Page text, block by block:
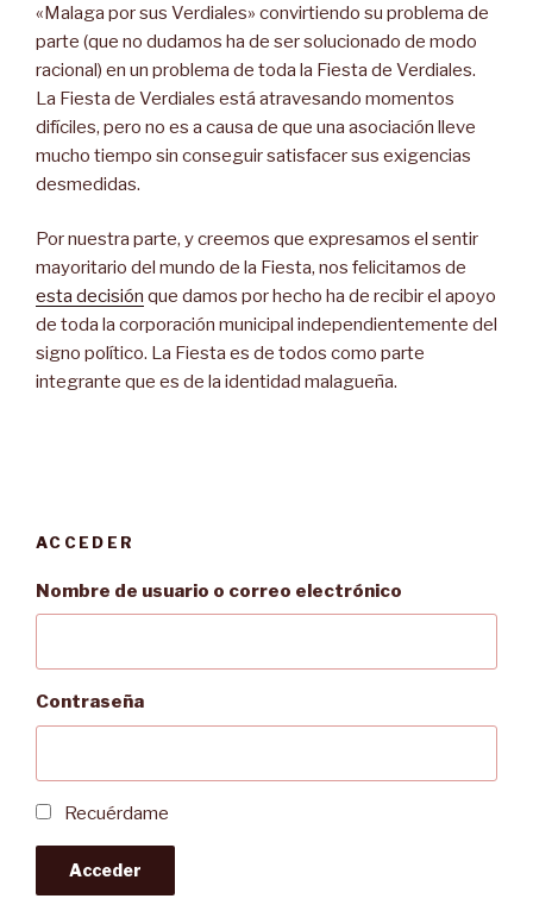
«Malaga por sus Verdiales» convirtiendo su problema de
parte (que no dudamos ha de ser solucionado de modo
racional) en un problema de toda la Fiesta de Verdiales.
La Fiesta de Verdiales está atravesando momentos
difíciles, pero no es a causa de que una asociación lleve
mucho tiempo sin conseguir satisfacer sus exigencias
desmedidas.
Por nuestra parte, y creemos que expresamos el sentir
mayoritario del mundo de la Fiesta, nos felicitamos de
esta decisión que damos por hecho ha de recibir el apoyo
de toda la corporación municipal independientemente del
signo político. La Fiesta es de todos como parte
integrante que es de la identidad malagueña.
ACCEDER
Nombre de usuario o correo electrónico
Contraseña
Recuérdame
Acceder